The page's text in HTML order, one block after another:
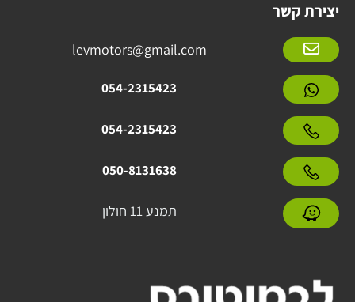
יצירת קשר
levmotors@gmail.com
054-2315423
054-2315423
050-8131638
תמנע 11 חולון